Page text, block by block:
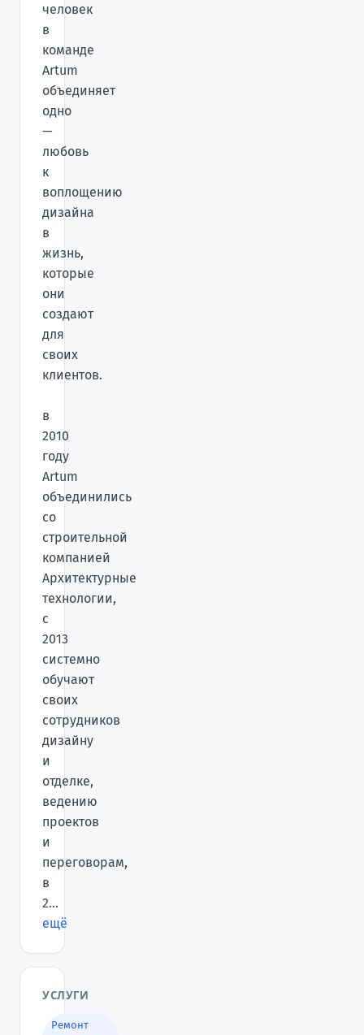
человек
в
команде
Artum
объединяет
одно
—
любовь
к
воплощению
дизайна
в
жизнь,
которые
они
создают
для
своих
клиентов.
в
2010
году
Artum
объединились
со
строительной
компанией
Архитектурные
технологии,
с
2013
системно
обучают
своих
сотрудников
дизайну
и
отделке,
ведению
проектов
и
переговорам,
в
2...
ещё
УСЛУГИ
Ремонт